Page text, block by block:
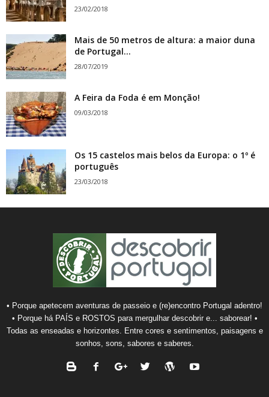
23/02/2018
Mais de 50 metros de altura: a maior duna
de Portugal...
28/07/2019
A Feira da Foda é em Monção!
09/03/2018
Os 15 castelos mais belos da Europa: o 1º é
português
23/03/2018
• Porque apetecem aventuras de passeio e (re)encontro Portugal adentro!
• Porque há PAÍS e ROSTOS para mergulhar descobrir e... saborear! •
Todas as enseadas e horizontes. Entre cores e sentimentos, paisagens e
sonhos, sons, sabores e saberes.